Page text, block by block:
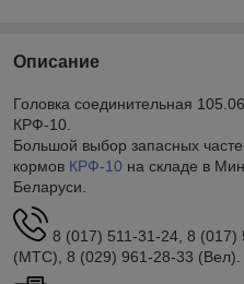
Описание
Головка соединительная
КРФ-10.
Большой выбор запасных
кормов КРФ-10 на складе в
Беларуси.
8 (017) 511-31-24, 8 (017)
(МТС), 8 (029) 961-28-33 (Вел).